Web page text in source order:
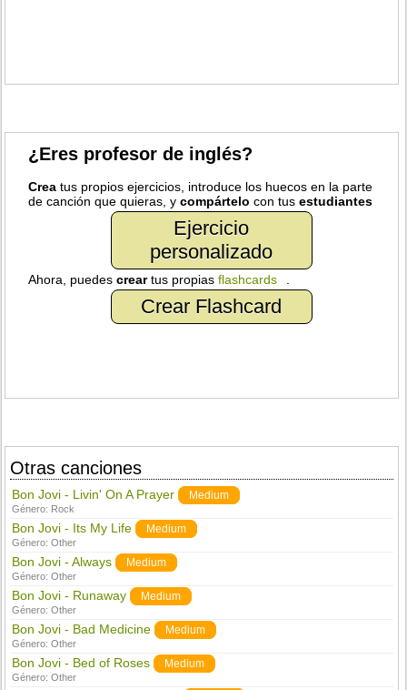
¿Eres profesor de inglés?
Crea tus propios ejercicios, introduce los huecos en la parte
de canción que quieras, ycompártelo con tusestudiantes
Ejercicio
personalizado
Ahora, puedescreartus propiasflashcards
Crear Flashcard
Otras canciones
Bon Jovi - Livin' On A Prayer Medium
Género: Rock
Bon Jovi - Its My Life Medium
Género:Other
Bon Jovi - Always Medium
Género:Other
Bon Jovi - Runaway Medium
Género:Other
Bon Jovi - Bad Medicine Medium
Género:Other
Bon Jovi - Bed of Roses Medium
Género:Other